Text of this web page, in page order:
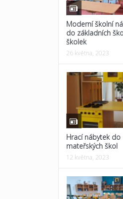
Moderní školní
do základních
školek
26 května, 2023
Hrací nábytek do
mateřských škol
12 května, 2023